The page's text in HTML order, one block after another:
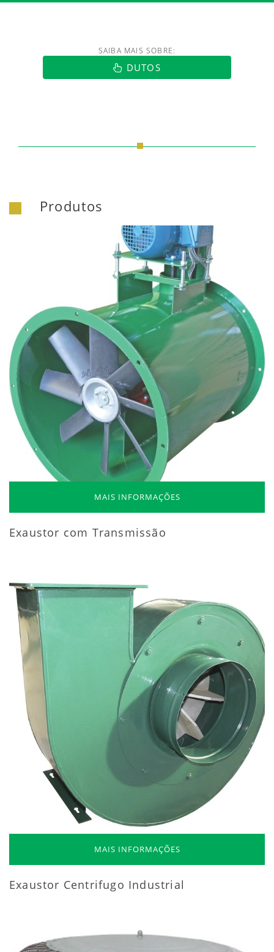
https://www.luftmaxi.com.br/
SAIBA MAIS SOBRE:
DUTOS
Produtos
MAIS INFORMAÇÕES
Exaustor com Transmissão
MAIS INFORMAÇÕES
Exaustor Centrifugo Industrial